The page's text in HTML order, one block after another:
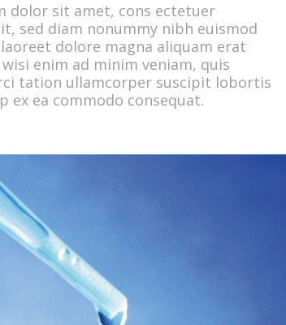
dolor sit amet, cons ectetuer
sed diam nonummy nibh euismod
dolore magna aliquam erat
enim ad minim veniam, quis
tation ullamcorper suscipit lobortis
ex ea commodo consequat.